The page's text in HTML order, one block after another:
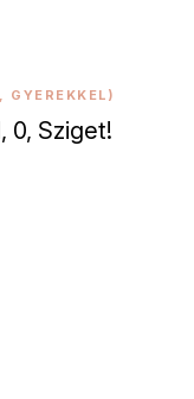
GYEREKKEL)
0, Sziget!